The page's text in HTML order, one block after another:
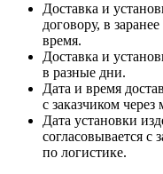
Доставка и
договору, в
время.
Доставка и
в разные дни.
Дата и время
с заказчиком
Дата установки
согласовывается с
по логистике.